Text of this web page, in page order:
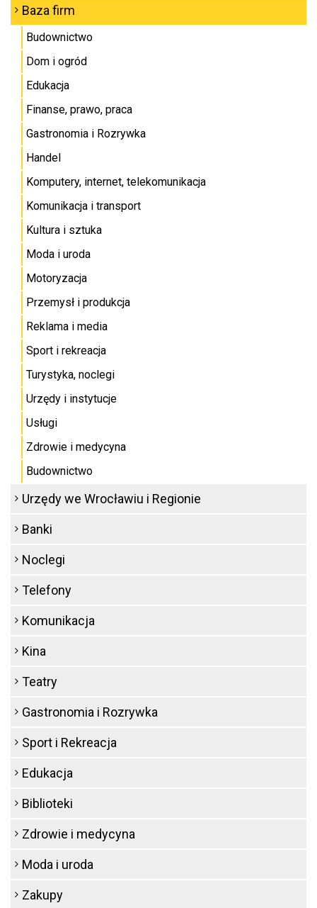
Baza firm
Budownictwo
Dom i ogród
Edukacja
Finanse, prawo, praca
Gastronomia i Rozrywka
Handel
Komputery, internet, telekomunikacja
Komunikacja i transport
Kultura i sztuka
Moda i uroda
Motoryzacja
Przemysł i produkcja
Reklama i media
Sport i rekreacja
Turystyka, noclegi
Urzędy i instytucje
Usługi
Zdrowie i medycyna
Budownictwo
Urzędy we Wrocławiu i Regionie
Banki
Noclegi
Telefony
Komunikacja
Kina
Teatry
Gastronomia i Rozrywka
Sport i Rekreacja
Edukacja
Biblioteki
Zdrowie i medycyna
Moda i uroda
Zakupy